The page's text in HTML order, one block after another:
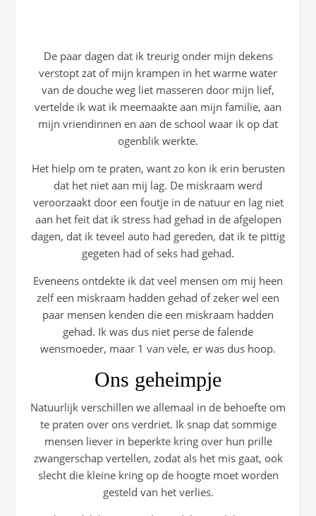
De paar dagen dat ik treurig onder mijn dekens
verstopt zat of mijn krampen in het warme water
van de douche weg liet masseren door mijn lief,
vertelde ik wat ik meemaakte aan mijn familie, aan
mijn vriendinnen en aan de school waar ik op dat
ogenblik werkte.
Het hielp om te praten, want zo kon ik erin berusten
dat het niet aan mij lag. De miskraam werd
veroorzaakt door een foutje in de natuur en lag niet
aan het feit dat ik stress had gehad in de afgelopen
dagen, dat ik teveel auto had gereden, dat ik te pittig
gegeten had of seks had gehad.
Eveneens ontdekte ik dat veel mensen om mij heen
zelf een miskraam hadden gehad of zeker wel een
paar mensen kenden die een miskraam hadden
gehad. Ik was dus niet perse de falende
wensmoeder, maar 1 van vele, er was dus hoop.
Ons geheimpje
Natuurlijk verschillen we allemaal in de behoefte om
te praten over ons verdriet. Ik snap dat sommige
mensen liever in beperkte kring over hun prille
zwangerschap vertellen, zodat als het mis gaat, ook
slecht die kleine kring op de hoogte moet worden
gesteld van het verlies.